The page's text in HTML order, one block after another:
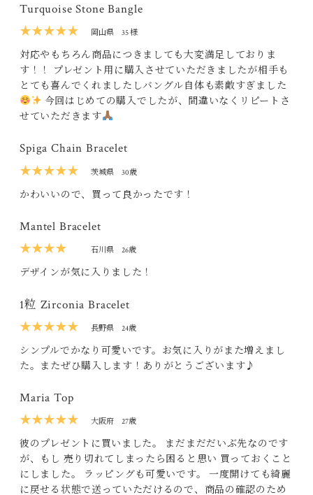
Turquoise Stone Bangle
★★★★★
岡山県 35 様
対応やもちろん商品につきましても大変満足しておりま
す！！ プレゼント用に購入させていただきましたが相手も
とても喜んでくれましたしバングル自体も素敵すぎました
今回はじめての購入でしたが、間違いなくリピートさ
せていただきます
Spiga Chain Bracelet
★★★★★
茨城県 30歳
かわいいので、買って良かったです！
Mantel Bracelet
★★★★
石川県 26歳
デザインが気に入りました！
1粒 Zirconia Bracelet
★★★★★
長野県 24歳
シンプルでかなり可愛いです。お気に入りがまた増えまし
た。またぜひ購入します！ありがとうございます♪
Maria Top
★★★★★
大阪府 27歳
彼のプレゼントに買いました。 まだまだだいぶ先なのです
が、もし 売り切れてしまったら困ると思い 買っておくこと
にしました。 ラッピングも可愛いです。 一度開けても綺麗
に戻せる状態で送っていただけるので、商品の確認のため